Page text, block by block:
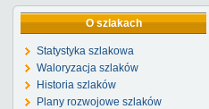
O szlakach
Statystyka szlakowa
Waloryzacja szlaków
Historia szlaków
Plany rozwojowe szlaków